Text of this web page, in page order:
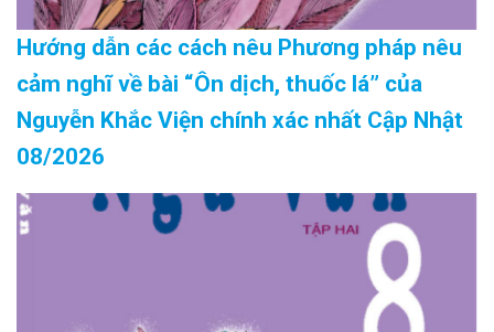
Hướng dẫn các cách nêu Phương pháp nêu
cảm nghĩ về bài “Ôn dịch, thuốc lá” của
Nguyễn Khắc Viện chính xác nhất Cập Nhật
08/2026